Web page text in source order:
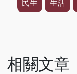
民生 生活
相關文章